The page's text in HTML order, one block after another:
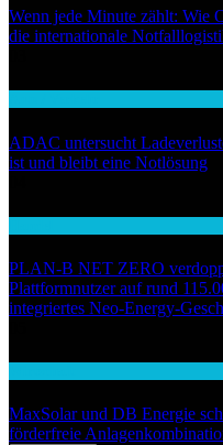
Wenn jede Minute zählt: Wie
die internationale
ADAC untersucht
ist und bleibt eine Notlösung
PLAN-B NET ZERO
Plattformnutzer auf rund
integriertes Neo-Energy-
MaxSolar und DB Energie
förderfreie